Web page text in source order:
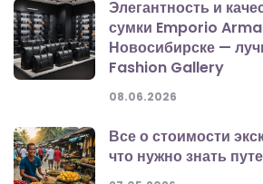
Элегантность и
сумки Emporio
Новосибирске —
Fashion Gallery
08.06.2026
Все о стоимости
что нужно знать